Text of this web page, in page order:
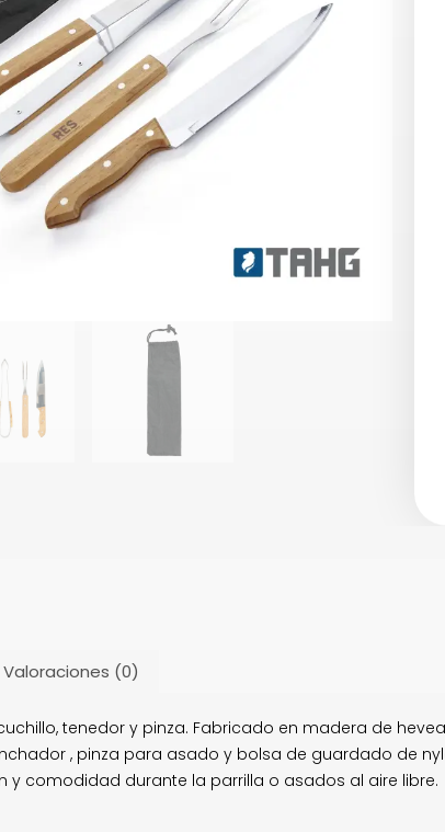
Valoraciones (0)
tenedor y pinza. Fabricado en madera de
, pinza para asado y bolsa de guardado de
y comodidad durante la parrilla o asados al aire libre.